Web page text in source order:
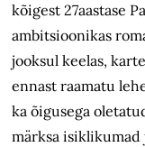
kõigest 27aastase
ambitsioonikas
jooksul keelas,
ennast raamatu
ka õigusega
märksa isiklikumad